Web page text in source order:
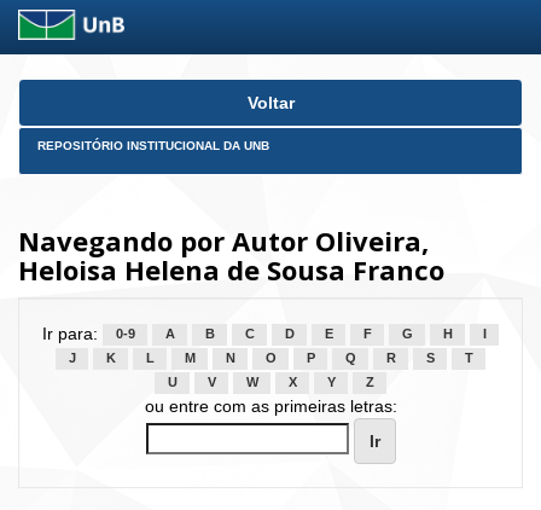
Skip
Voltar
REPOSITÓRIO INSTITUCIONAL DA UNB
Navegando por Autor Oliveira,
Heloisa Helena de Sousa Franco
Ir para: 0-9 A B C D E F G H
J
K L M N O P Q R S
T
U
V W X Y Z
ou entre com as primeiras letras: